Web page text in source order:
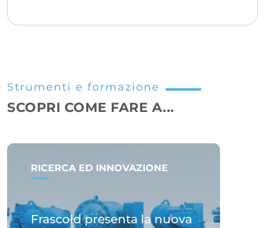
Strumenti e formazione
SCOPRI COME FARE A...
RICERCA ED INNOVAZIONE
Frascold presenta la nuova